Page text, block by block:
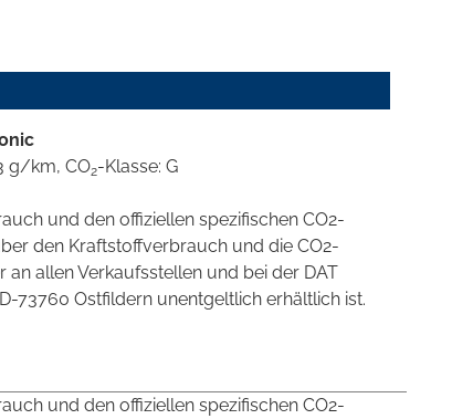
g/km, CO2-Klasse: G
und den offiziellen spezifischen CO2-
den Kraftstoffverbrauch und die CO2-
allen Verkaufsstellen und bei der DAT
73760 Ostfildern unentgeltlich erhältlich ist.
und den offiziellen spezifischen CO2-